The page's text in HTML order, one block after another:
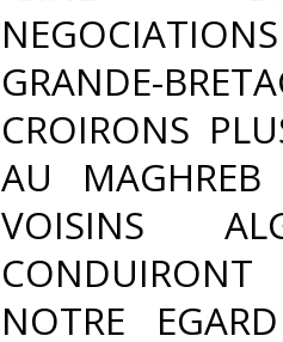
GRANDE-
CROIRONS
AU
VOISINS
NOTRE